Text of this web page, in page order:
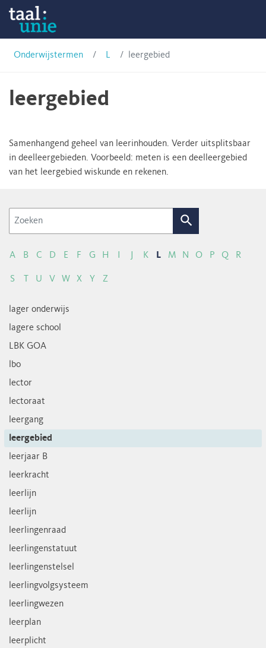
Skip
content
Onderwijstermen
L leergebied
leergebied
Samenhangend geheel van leerinhouden. Verder uitsplitsbaar
in deelleergebieden. Voorbeeld: meten is een deelleergebied
van het leergebied wiskunde en rekenen.
Zoek
A B C D E F G H I K L M N O P Q R
S T U V W X Y Z
lager onderwijs
lagere school
LBK GOA
lbo
lector
lectoraat
leergang
leergebied
leerjaar B
leerkracht
leerlijn
leerlijn
leerlingenraad
leerlingenstatuut
leerlingenstelsel
leerlingvolgsysteem
leerlingwezen
leerplan
leerplicht